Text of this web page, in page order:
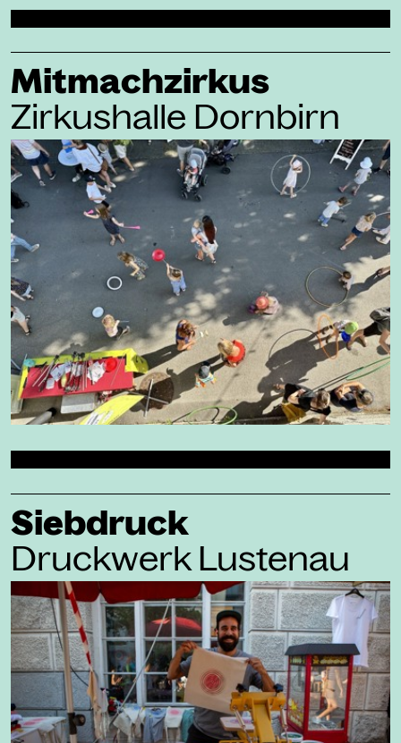
Mitmachzirkus
Zirkushalle Dornbirn
Siebdruck
Druckwerk Lustenau